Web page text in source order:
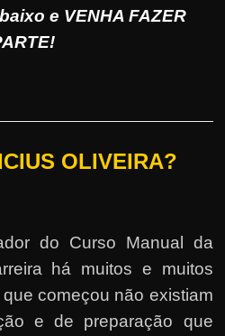
e VENHA FAZER
OLIVEIRA?
do Curso Manual da
há muitos e muitos
começou não existiam
e de preparação que